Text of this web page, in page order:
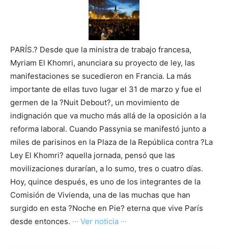
PARÍS.? Desde que la ministra de trabajo francesa,
Myriam El Khomri, anunciara su proyecto de ley, las
manifestaciones se sucedieron en Francia. La más
importante de ellas tuvo lugar el 31 de marzo y fue el
germen de la ?Nuit Debout?, un movimiento de
indignación que va mucho más allá de la oposición a la
reforma laboral. Cuando Passynia se manifestó junto a
miles de parisinos en la Plaza de la República contra ?La
Ley El Khomri? aquella jornada, pensó que las
movilizaciones durarían, a lo sumo, tres o cuatro días.
Hoy, quince después, es uno de los integrantes de la
Comisión de Vivienda, una de las muchas que han
surgido en esta ?Noche en Pie? eterna que vive París
desde entonces. ··· Ver noticia ···